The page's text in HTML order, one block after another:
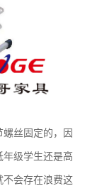
丝固定的，因
级学生还是高
不会存在浪费这